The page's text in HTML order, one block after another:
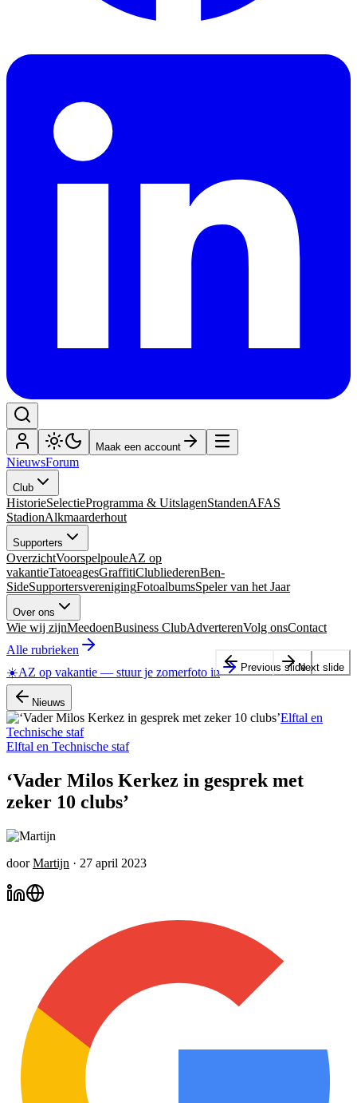
Maak een account
NieuwsForum
Club
HistorieSelectieProgramma & UitslagenStandenAFAS
StadionAlkmaarderhout
Supporters
OverzichtVoorspelpouleAZ op
vakantieTatoeagesGraffitiClubliederenBen-
SideSupportersverenigingFotoalbumsSpeler van het Jaar
Over ons
Wie wij zijnMeedoenBusiness ClubAdverterenVolg onsContact
Alle rubrieken
☀️AZ op vakantie — stuur je zomerfoto in
Nieuws
Elftal en
Technische staf
Elftal en Technische staf
‘Vader Milos Kerkez in gesprek met
zeker 10 clubs’
door Martijn · 27 april 2023
Previous slideNext slide